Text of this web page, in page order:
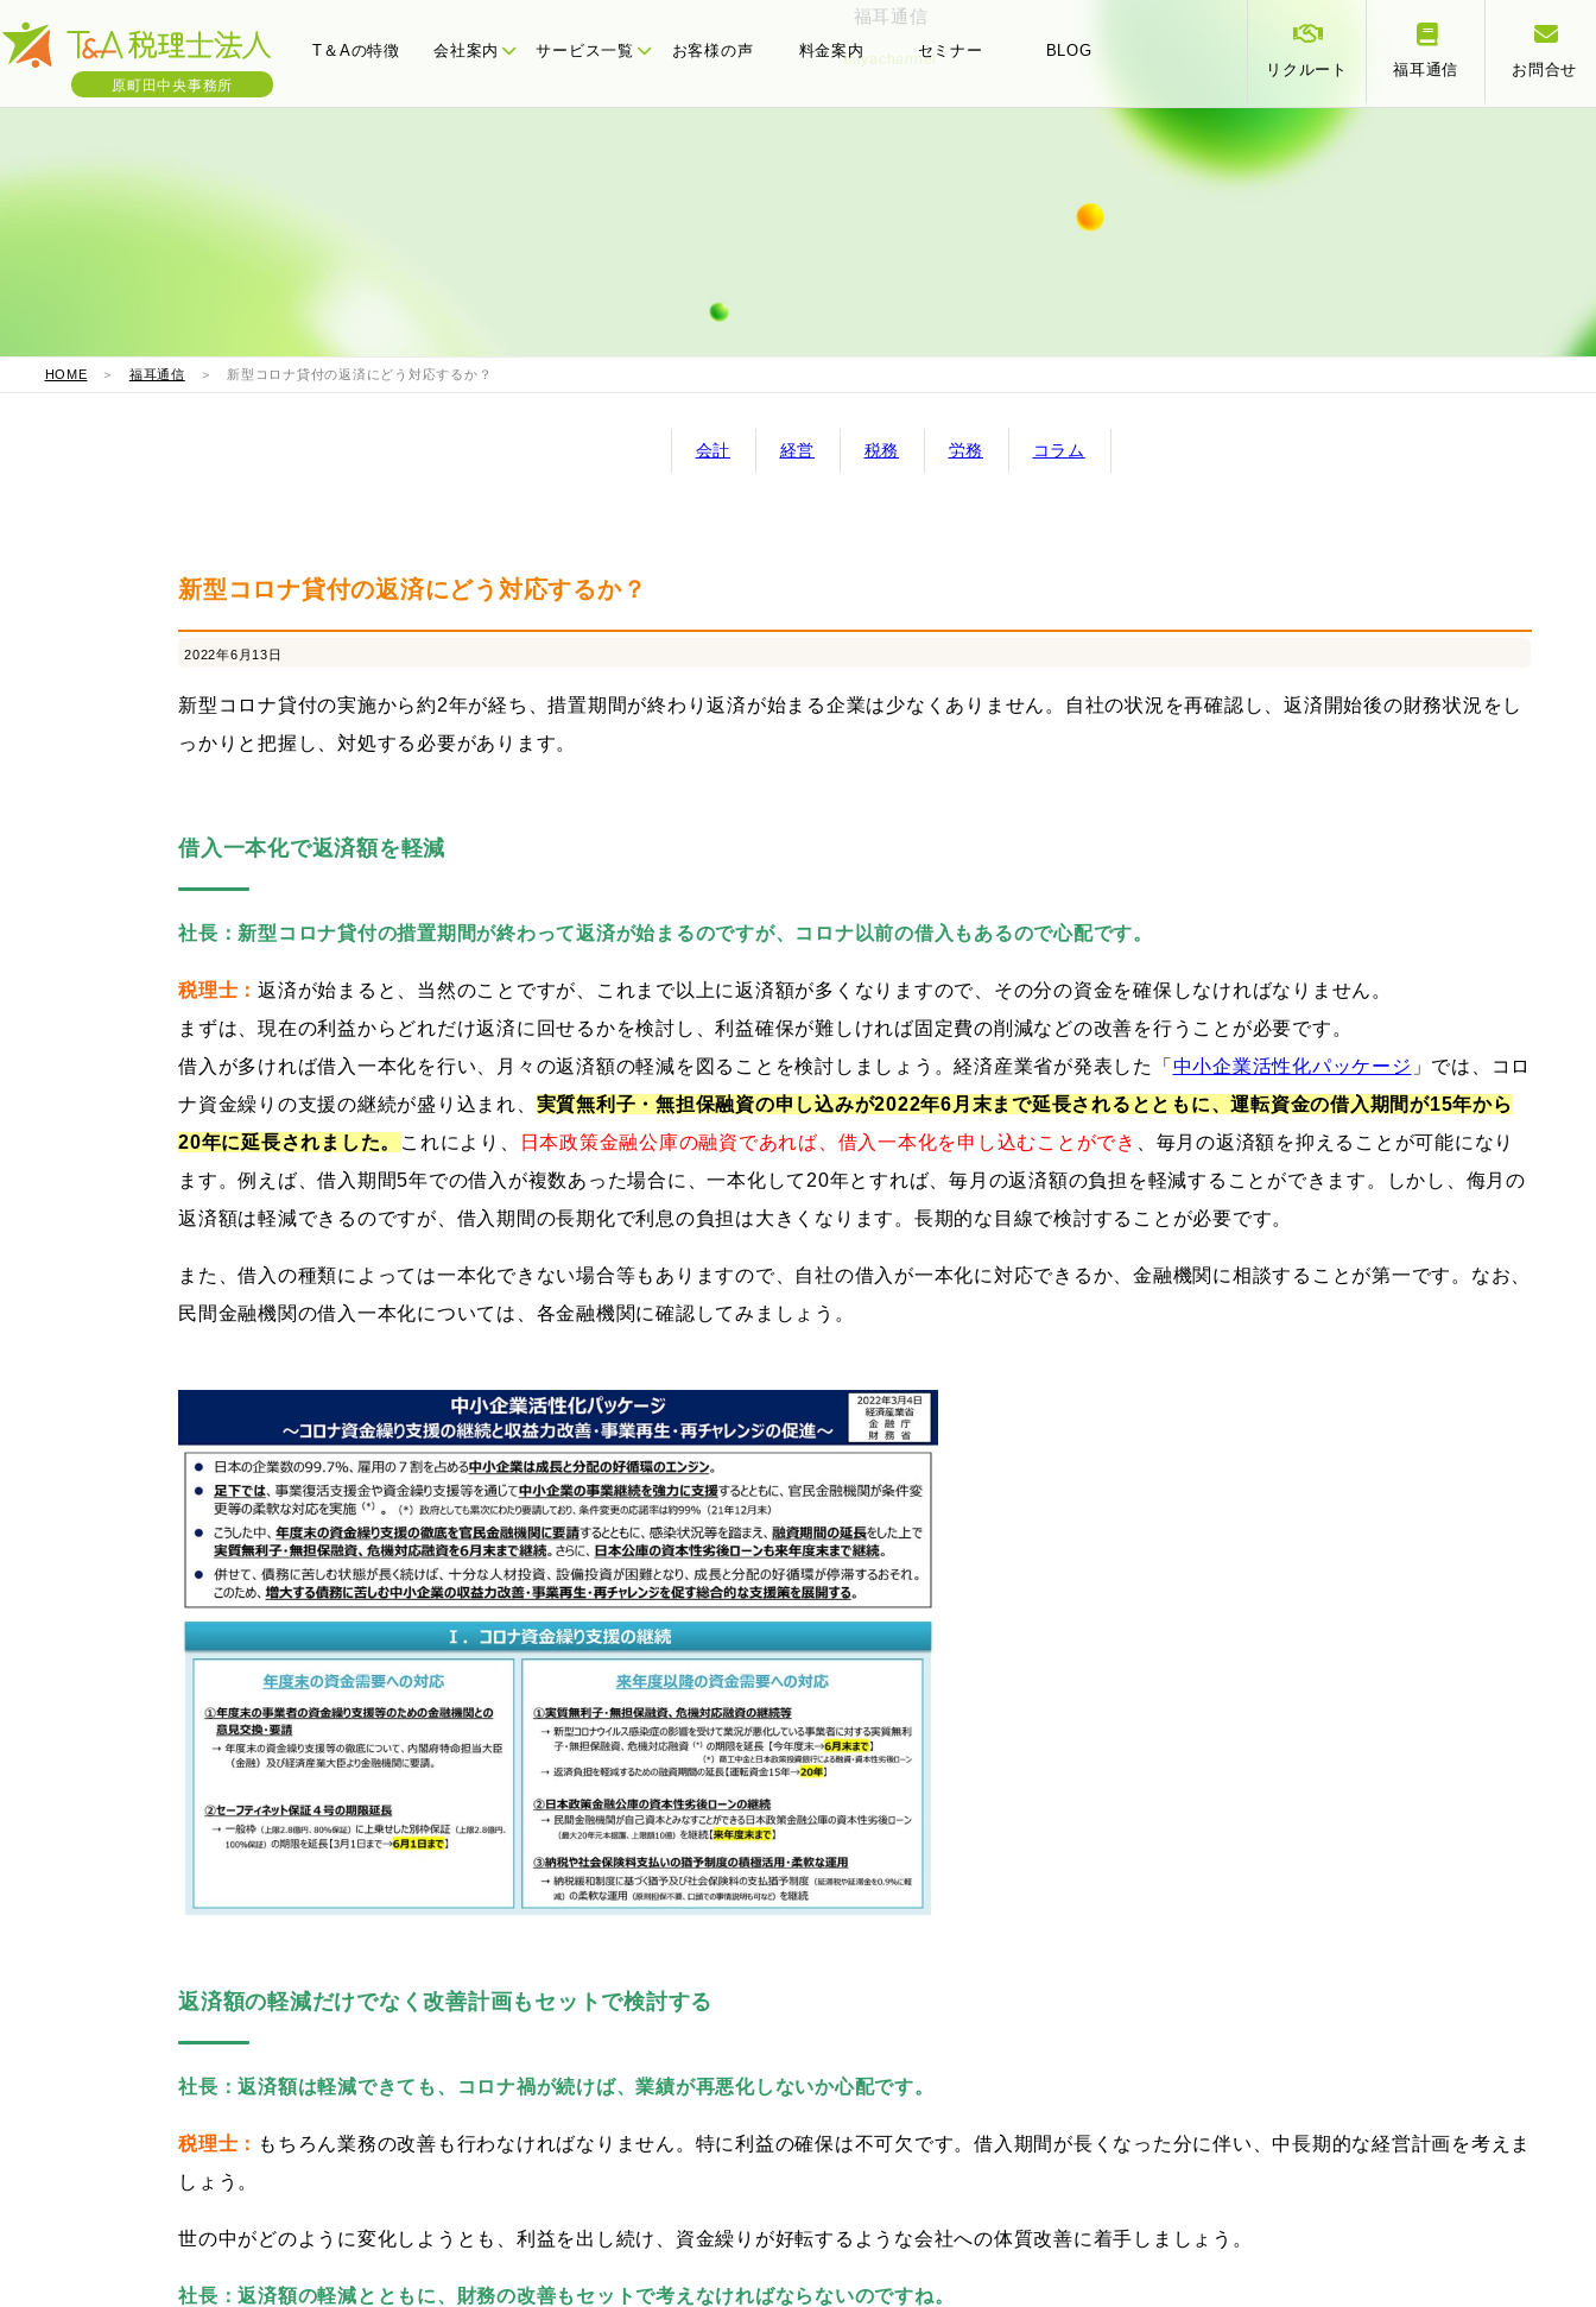
原町田中央事務所
T＆Aの特徴 会社案内
提
採用情報 社内近況報告
サービス一覧
経営革新支援
お客様の声 料金案内 セミナー
BLOG
リクルート
福耳通信 お問合せ
福耳通信
miyachannel
HOME ＞ 福耳通信 ＞ 新型コロナ貸付の返済にどう対応するか？
会計 経営 税務 労務 コラム
新型コロナ貸付の返済にどう対応するか？
2022年6月13日
新型コロナ貸付の実施から約2年が経ち、措置期間が終わり返済が始まる企業は少なくありません。自社の状況を再確認し、返済開始後の財務状況をし
っかりと把握し、対処する必要があります。
借入一本化で返済額を軽減
社長：新型コロナ貸付の措置期間が終わって返済が始まるのですが、コロナ以前の借入もあるので心配です。
税理士： 返済が始まると、当然のことですが、これまで以上に返済額が多くなりますので、その分の資金を確保しなければなりません。
まずは、現在の利益からどれだけ返済に回せるかを検討し、利益確保が難しければ固定費の削減などの改善を行うことが必要です。
借入が多ければ借入一本化を行い、月々の返済額の軽減を図ることを検討しましょう。経済産業省が発表した「 中小企業活性化パッケージ 」では、コロ
ナ資金繰りの支援の継続が盛り込まれ、 実質無利子・無担保融資の申し込みが2022年6月末まで延長されるとともに、運転資金の借入期間が15年から
20年に延長されました。
これにより、 日本政策金融公庫の融資であれば、借入一本化を申し込むことができ
、毎月の返済額を抑えることが可能になり
ます。例えば、借入期間5年での借入が複数あった場合に、一本化して20年とすれば、毎月の返済額の負担を軽減することができます。しかし、侮月の
返済額は軽減できるのですが、借入期間の長期化で利息の負担は大きくなります。長期的な目線で検討することが必要です。
また、借入の種類によっては一本化できない場合等もありますので、自社の借入が一本化に対応できるか、金融機関に相談することが第一です。なお、
民間金融機関の借入一本化については、各金融機関に確認してみましょう。
返済額の軽減だけでなく改善計画もセットで検討する
社長：返済額は軽減できても、コロナ禍が続けば、業績が再悪化しないか心配です。
税理士： もちろん業務の改善も行わなければなりません。特に利益の確保は不可欠です。借入期間が長くなった分に伴い、中長期的な経営計画を考えま
しょう。
世の中がどのように変化しようとも、利益を出し続け、資金繰りが好転するような会社への体質改善に着手しましょう。
社長：返済額の軽減とともに、財務の改善もセットで考えなければならないのですね。